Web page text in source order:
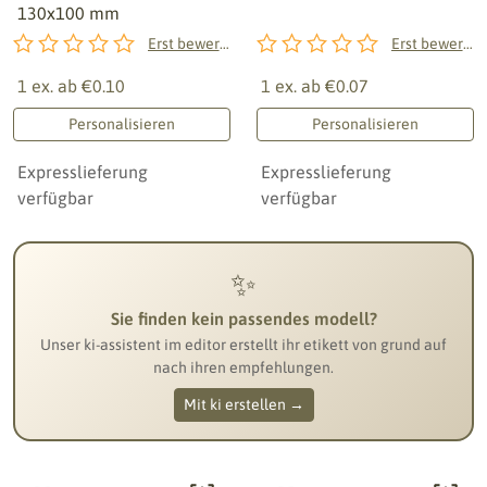
130x100 mm
Erst bewerten!
1 ex. ab €0.10
Personalisieren
Expresslieferung
verfügbar
Erst bewerten!
1 ex. ab €0.07
Personalisieren
Expresslieferung
verfügbar
✨
Sie finden kein passendes modell?
Unser ki-assistent im editor erstellt ihr etikett von grund auf
nach ihren empfehlungen.
Mit ki erstellen →